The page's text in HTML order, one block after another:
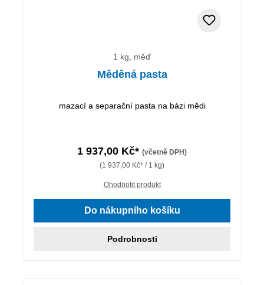
1 kg, měď
Měděná pasta
mazací a separační pasta na bázi mědi
1 937,00 Kč* (včetně DPH)
(1 937,00 Kč* / 1 kg)
Ohodnotit produkt
Do nákupního košíku
Podrobnosti